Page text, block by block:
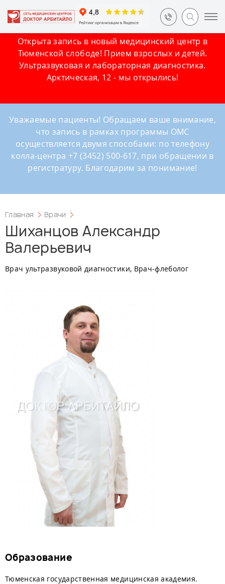
Открыта запись в новый медицинский центр в
Тюменской слободе! Прием взрослых и детей.
Ультразвуковая и лабораторная диагностика.
Арктическая, 12 - мы открылись!
Уважаемые пациенты! Обращаем ваше внимание,
что запись в рамках программы ОМС
осуществляется двумя способами: по телефону
колла-центра +7 (3452) 500-617, при обращении в
регистратуру. Благодарим за понимание!
Главная Врачи
Шиханцов Александр
Валерьевич
Врач ультразвуковой диагностики, Врач-флеболог
Образование
Тюменская государственная медицинская академия.